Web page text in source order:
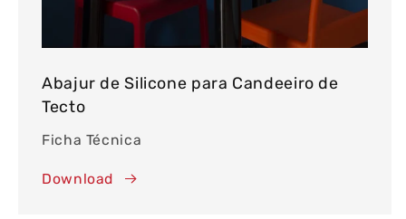
Abajur de Silicone para Candeeiro de
Tecto
Ficha Técnica
Download